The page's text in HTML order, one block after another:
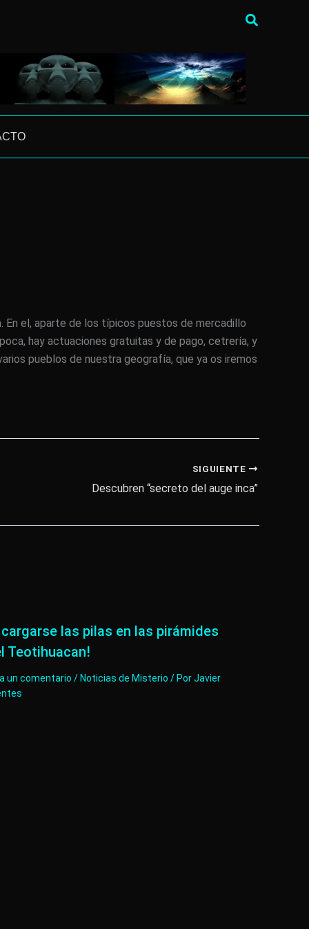
Buscar
En el, aparte de los típicos puestos de mercadillo
hay actuaciones gratuitas y de pago, cetrería, y
pueblos de nuestra geografía, que ya os iremos
SIGUIENTE
Descubren “secreto del auge inca”
cargarse las pilas en las pirámides
Teotihuacan!
un comentario / Noticias de Misterio / PorJavier